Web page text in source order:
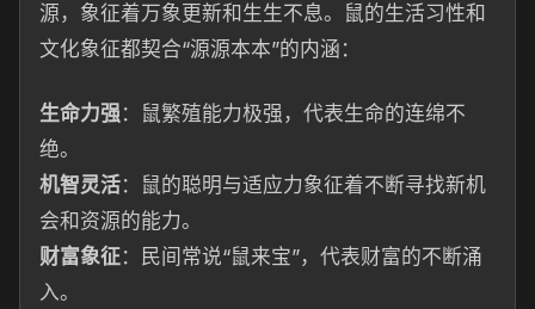
源，象征着万象更新和生生不息。鼠的生活习性和
文化象征都契合“源源本本”的内涵：
生命力强 ：鼠繁殖能力极强，代表生命的连绵不
绝。
机智灵活：鼠的聪明与适应力象征着不断寻找新机
会和资源的能力。
财富象征：民间常说“鼠来宝”，代表财富的不断涌
入。